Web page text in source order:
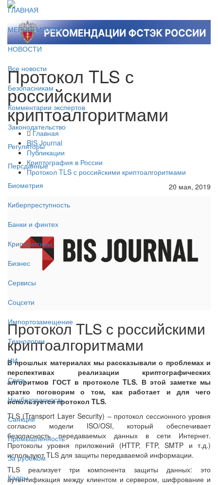
ГЛАВНАЯ
МЕРОПРИЯТИЯ
НОВОСТИ
Все новости
Безопасникам
Комментарии экспертов
Законодательство
Регуляторы
Персданные
Биометрия
Киберпреступность
Банки и финтех
Криптоактивы
Бизнес
Сервисы
Соцсети
Импортозамещение
Технологии
ИИ
Связь
Нацбезопасность
Санкции
Промышленность
За рубежом
Кадры
Протокол TLS с
российскими
криптоалгоритмами
Главная
BIS Journal
Публикации
Криптография в России
Протокол TLS с российскими криптоалгоритмами
20 мая, 2019
Протокол TLS с российскими
криптоалгоритмами
В прошлых материалах мы рассказывали о проблемах и
перспективах реализации криптографических
алгоритмов ГОСТ в протоколе TLS. В этой заметке мы
кратко поговорим о том, как работает и для чего
используется протокол TLS.
TLS (Transport Layer Security) – протокол сессионного уровня
согласно модели ISO/OSI, который обеспечивает
безопасность передаваемых данных в сети Интернет.
Протоколы уровня приложений (HTTP, FTP, SMTP и т.д.)
используют TLS для защиты передаваемой информации.
TLS реализует три компонента защиты данных: это
аутентификация между клиентом и сервером, шифрование и